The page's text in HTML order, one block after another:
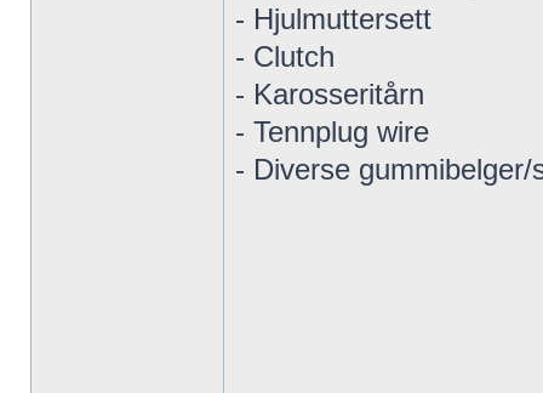
- Hjulmuttersett
- Clutch
- Karosseritårn
- Tennplug wire
- Diverse